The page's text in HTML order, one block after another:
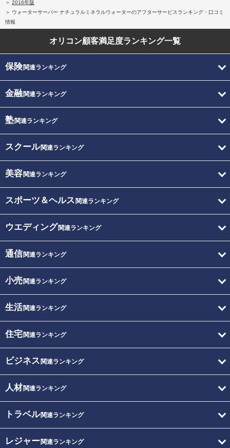
2016年版
ウォーターサーバー ナチュラルミネラルウォーターのアフターサービスランキング・口コミ
情報
オリコン顧客満足度ランキング一覧
保険関連ランキング
金融関連ランキング
塾関連ランキング
スクール関連ランキング
美容関連ランキング
スポーツ＆ヘルス 関連ランキング
ウエディング関連ランキング
通信関連ランキング
小売関連ランキング
生活関連ランキング
住宅関連ランキング
ビジネス 関連ランキング
人材関連ランキング
トラベル関連ランキング
レジャー関連ランキング